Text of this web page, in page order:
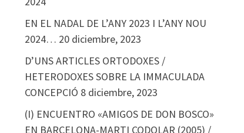
EN EL NADAL DE L’ANY 2023 I L’ANY NOU
2024… 20 diciembre, 2023
D’UNS ARTICLES ORTODOXES /
HETERODOXES SOBRE LA IMMACULADA
CONCEPCIÓ 8 diciembre, 2023
(I) ENCUENTRO «AMIGOS DE DON BOSCO»
EN BARCELONA-MARTI CODOLAR (2005) /